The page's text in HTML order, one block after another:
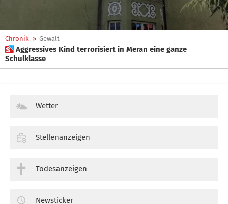
Chronik » Gewalt
 Aggressives Kind terrorisiert in Meran eine ganze
Schulklasse
Wetter
Stellenanzeigen
Todesanzeigen
Newsticker